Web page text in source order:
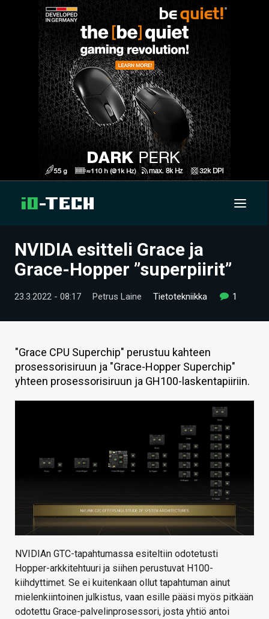
UUTISET
HINTA.FI
NVIDIA esitteli Grace ja
Grace-Hopper ”superpiirit”
23.3.2022 - 08:17 Petrus Laine Tietotekniikka 1
"Grace CPU Superchip" perustuu kahteen
prosessorisiruun ja "Grace-Hopper Superchip"
yhteen prosessorisiruun ja GH100-laskentapiiriin.
NVIDIAn GTC-tapahtumassa esiteltiin odotetusti
Hopper-arkkitehtuuri ja siihen perustuvat H100-
kiihdyttimet. Se ei kuitenkaan ollut tapahtuman ainut
mielenkiintoinen julkistus, vaan esille pääsi myös pitkään
odotettu Grace-palvelinprosessori, josta yhtiö antoi